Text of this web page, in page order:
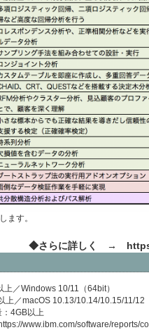
ます。
◆さらに詳しく →
上／Windows 10/11（64bit）
上／macOS 10.13/10.14/10.15/11/12
：4GB以上
https://www.ibm.com/software/reports/